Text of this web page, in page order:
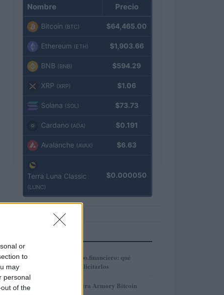
or
to
may
personal
of the
Nombre Precio
Bitcoin (BTC) $64,465.00
Ethereum (ETH) $1,903.66
BNB (BNB) $594.29
XRP (XRP) $1.06
Solana (SOL) $73.73
Cardano (ADA) $0.191
Avalanche (AVAX) $6.63
Terra Luna Classic
(LUNC)
$0.000050
1
Préstamos en Kubo.financiero: qué
ofrecen y cómo solicitarlos
2 Revisión de billetera Armory Bitcoin